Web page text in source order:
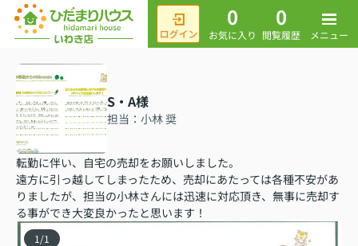
0
お気に入り
0
閲覧履歴 メニュー
S・A様
担当：小林 奨
転勤に伴い、自宅の売却をお願いしました。
遠方に引っ越してしまったため、売却にあたっては各種不安があ
りましたが、担当の小林さんには迅速に対応頂き、無事に売却す
る事ができ大変良かったと思います！
1 /1